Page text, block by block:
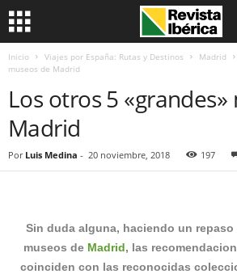
Inicio Viajes por España: Rutas y Destinos Madrid
museos de Madrid
Los otros 5
Madrid
Por Luis Medina - 20 noviembre, 2018 197
Sin duda alguna, haciendo un
museos de Madrid, las
coinciden con las reconocidas